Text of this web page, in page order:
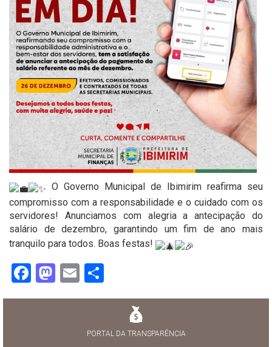
O Governo Municipal de Ibimirim reafirma seu
compromisso com a responsabilidade e o cuidado com os
servidores! Anunciamos com alegria a antecipação do
salário de dezembro, garantindo um fim de ano mais
tranquilo para todos. Boas festas!
Facebook
Mastodon
Email
PORTAL DA TRANSPARÊNCIA